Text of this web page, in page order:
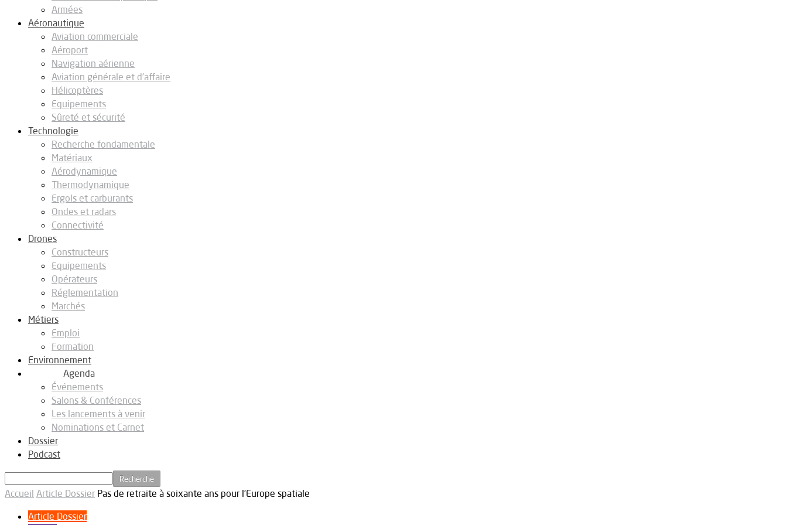
Armées
Aéronautique
Aviation commerciale
Aéroport
Navigation aérienne
Aviation générale et d’affaire
Hélicoptères
Equipements
Sûreté et sécurité
Technologie
Recherche fondamentale
Matériaux
Aérodynamique
Thermodynamique
Ergols et carburants
Ondes et radars
Connectivité
Drones
Constructeurs
Equipements
Opérateurs
Réglementation
Marchés
Métiers
Emploi
Formation
Environnement
Agenda
Événements
Salons & Conférences
Les lancements à venir
Nominations et Carnet
Dossier
Podcast
Accueil Article Dossier Pas de retraite à soixante ans pour l’Europe spatiale
Article Dossier